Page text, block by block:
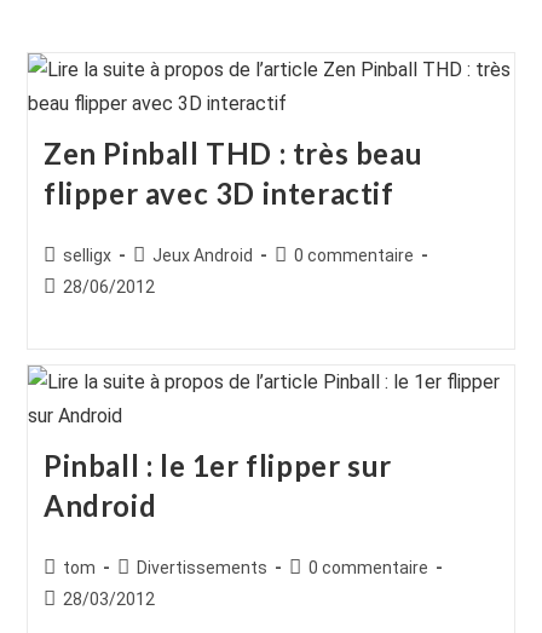
Zen Pinball THD : très beau
flipper avec 3D interactif
Auteur/autrice
de
selligx
Post
category:
Jeux Android
Commentaires
0 commentaire
Publication
28/06/2012
Pinball : le 1er flipper sur
Android
Auteur/autrice
de
tom
Post
category:
Divertissements
Commentaires
0 commentaire
Publication
28/03/2012